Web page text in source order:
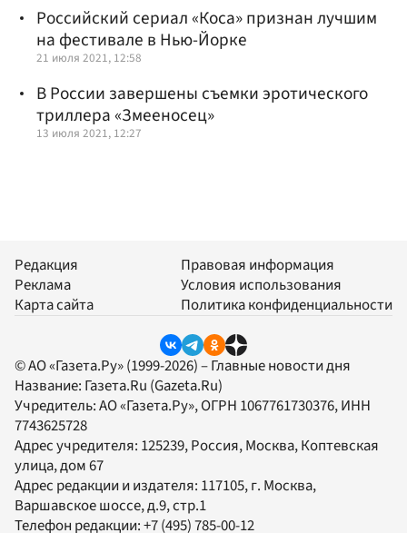
Российский сериал «Коса» признан лучшим
на фестивале в Нью-Йорке
21 июля 2021, 12:58
В России завершены съемки эротического
триллера «Змееносец»
13 июля 2021, 12:27
Редакция
Реклама
Карта сайта
Правовая информация
Условия использования
Политика конфиденциальности
© АО «Газета.Ру» (1999-2026) – Главные новости дня
Название: Газета.Ru (Gazeta.Ru)
Учредитель:АО «Газета.Ру», ОГРН 1067761730376, ИНН
7743625728
Адрес учредителя: 125239, Россия, Москва, Коптевская
улица, дом 67
Адрес редакции и издателя: 117105, г. Москва,
Варшавское шоссе, д.9, стр.1
Телефон редакции:+7 (495) 785-00-12